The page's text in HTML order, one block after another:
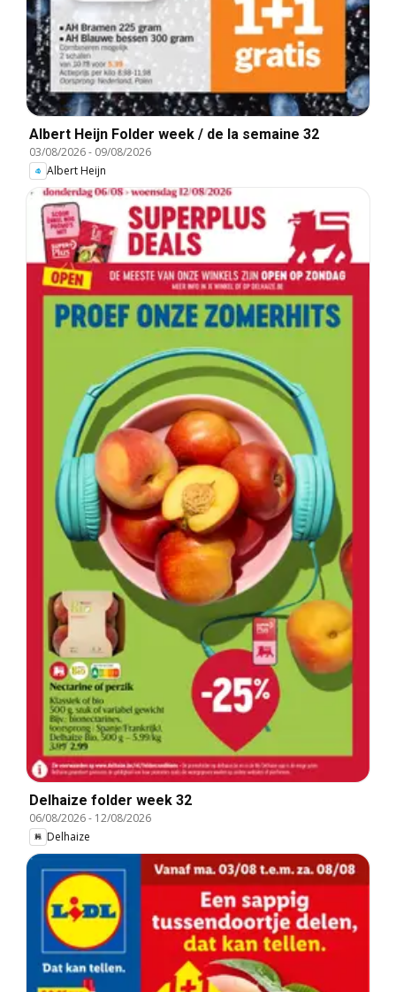
Albert Heijn Folder week / de la semaine 32
03/08/2026- 09/08/2026
Albert Heijn
Delhaize folder week 32
06/08/2026- 12/08/2026
Delhaize